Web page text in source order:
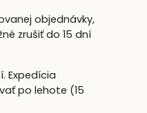
objednávky,
zrušiť do 15 dní
Expedícia
po lehote (15